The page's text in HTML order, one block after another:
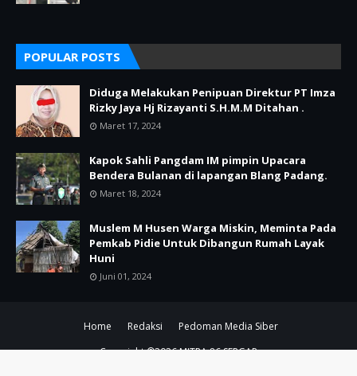
POPULAR POSTS
Diduga Melakukan Penipuan Direktur PT Imza
Rizky Jaya Hj Rizayanti S.H.M.M Ditahan .
Maret 17, 2024
Kapok Sahli Pangdam IM pimpin Upacara
Bendera Bulanan di lapangan Blang Padang.
Maret 18, 2024
Muslem M Husen Warga Miskin, Meminta Pada
Pemkab Pidie Untuk Dibangun Rumah Layak
Huni
Juni 01, 2024
Home Redaksi
Pedoman Media Siber
Copyright ©2026MITRA 86 SERGAP